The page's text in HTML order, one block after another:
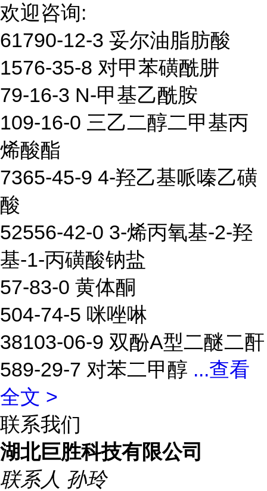
欢迎咨询:
61790-12-3 妥尔油脂肪酸
1576-35-8 对甲苯磺酰肼
79-16-3 N-甲基乙酰胺
109-16-0 三乙二醇二甲基丙
烯酸酯
7365-45-9 4-羟乙基哌嗪乙磺
酸
52556-42-0 3-烯丙氧基-2-羟
基-1-丙磺酸钠盐
57-83-0 黄体酮
504-74-5 咪唑啉
38103-06-9 双酚A型二醚二酐
589-29-7 对苯二甲醇 ...查看
全文 >
联系我们
湖北巨胜科技有限公司
联系人 孙玲